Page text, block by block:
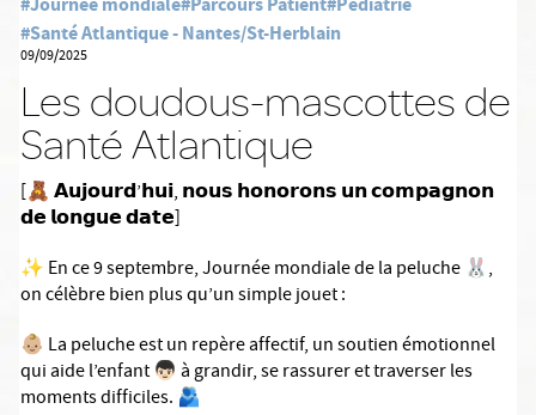
#Santé Atlantique - Nantes/St-Herblain
09/09/2025
Les doudous-mascottes de
Santé Atlantique
[🧸 𝗔𝘂𝗷𝗼𝘂𝗿𝗱’𝗵𝘂𝗶, 𝗻𝗼𝘂𝘀 𝗵𝗼𝗻𝗼𝗿𝗼𝗻𝘀 𝘂𝗻 𝗰𝗼𝗺𝗽𝗮𝗴𝗻𝗼𝗻
𝗱𝗲 𝗹𝗼𝗻𝗴𝘂𝗲 𝗱𝗮𝘁𝗲]
✨ En ce 9 septembre, Journée mondiale de la peluche 🐰,
on célèbre bien plus qu’un simple jouet :
👶🏼 La peluche est un repère affectif, un soutien émotionnel
qui aide l’enfant 👦🏻 à grandir, se rassurer et traverser les
moments difficiles. 🫂